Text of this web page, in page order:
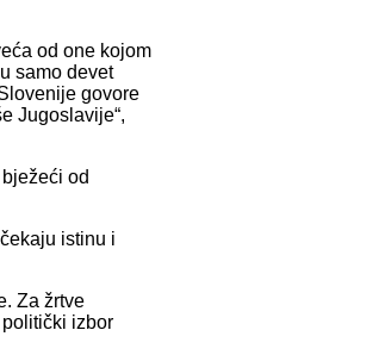
od one kojom
samo devet
govore
Jugoslavije“,
od
istinu i
Za žrtve
izbor